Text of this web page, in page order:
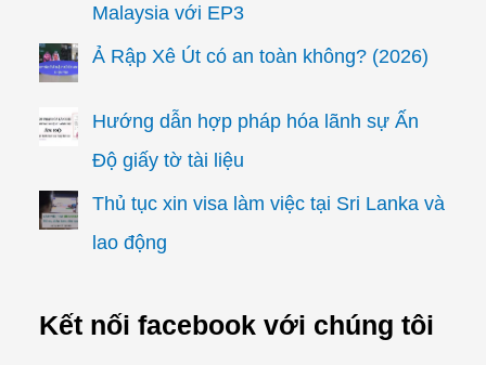
Malaysia với EP3
Ả Rập Xê Út có an toàn không? (2026)
Hướng dẫn hợp pháp hóa lãnh sự Ấn
Độ giấy tờ tài liệu
Thủ tục xin visa làm việc tại Sri Lanka và
lao động
Kết nối facebook với chúng tôi